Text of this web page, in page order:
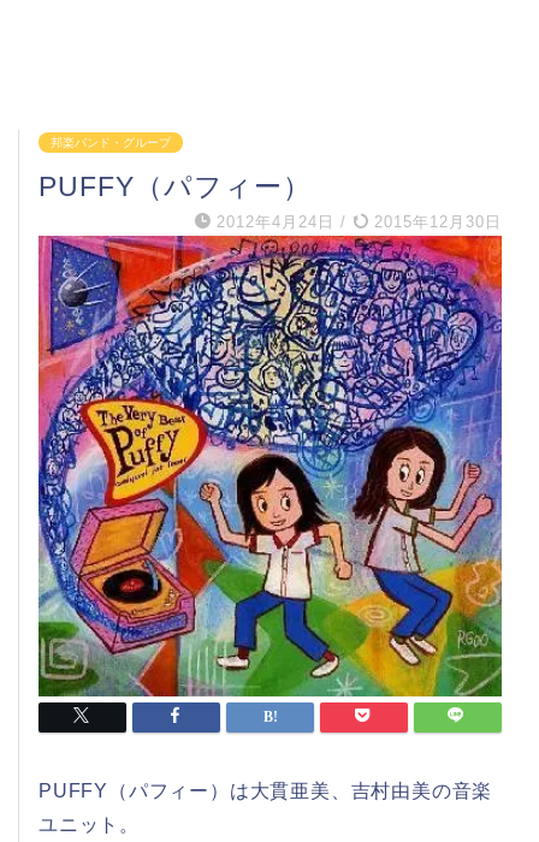
邦楽バンド・グループ
PUFFY（パフィー）
2012年4月24日 / 2015年12月30日
PUFFY（パフィー）は大貫亜美、吉村由美の音楽
ユニット。